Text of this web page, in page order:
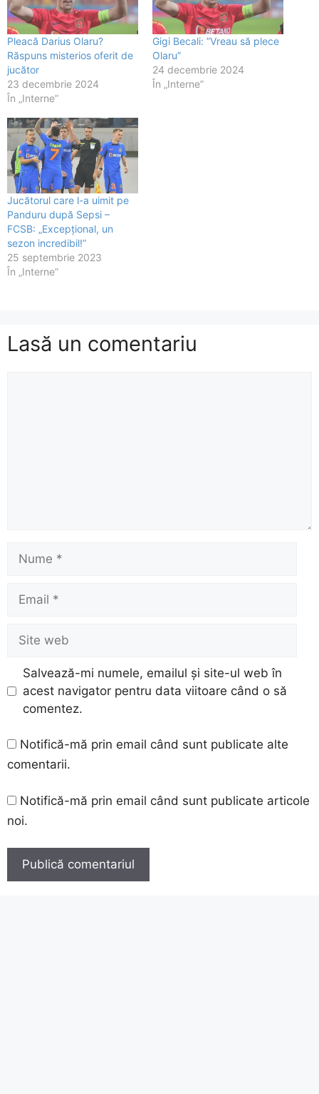
Pleacă Darius Olaru?
Răspuns misterios oferit de
jucător
23 decembrie 2024
În „Interne”
Gigi Becali: ”Vreau să plece
Olaru”
24 decembrie 2024
În „Interne”
Jucătorul care l-a uimit pe
Panduru după Sepsi –
FCSB: „Excepțional, un
sezon incredibil!”
25 septembrie 2023
În „Interne”
Lasă un comentariu
web
Salvează-mi numele, emailul și site-ul web în
acest navigator pentru data viitoare când o să
comentez.
Notifică-mă prin email când sunt publicate alte
comentarii.
Notifică-mă prin email când sunt publicate articole
noi.